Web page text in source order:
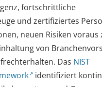
fortschrittliche
und zertifiziertes
neuen Risiken voraus
von
Das NIST
identifiziert